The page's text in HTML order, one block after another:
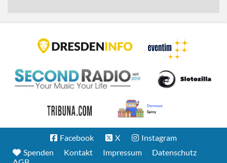
Facebook X
Instagram
Spenden
Kontakt Impressum
Datenschutz